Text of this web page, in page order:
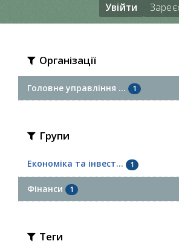
Увійти
Організації
Головне управління ... 1
Групи
Економіка та інвест... 1
Фінанси 1
Теги